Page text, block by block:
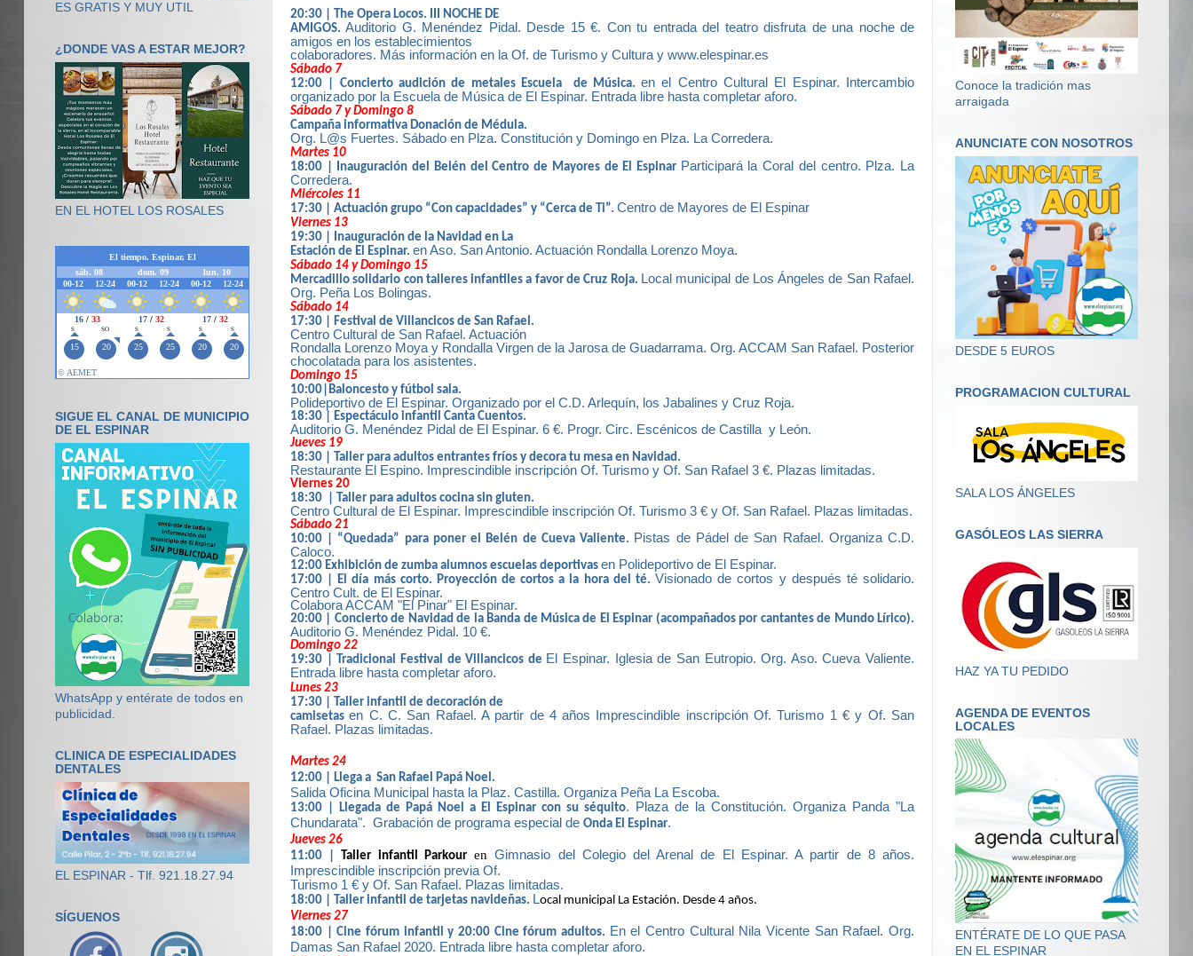
20:30 | The Opera Locos. III NOCHE DE
AMIGOS.Auditorio G. Menéndez Pidal. Desde 15 €. Con tu entrada del teatro disfruta de una noche de
amigos en los establecimientos
colaboradores. Más información en la Of. de Turismo y Cultura y www.elespinar.es
Sábado 7
12:00 | Concierto audición de metales Escuela
de Música.en el Centro Cultural El Espinar. Intercambio
organizado por la Escuela de Música de El Espinar. Entrada libre hasta completar aforo.
Sábado 7 y Domingo 8
Campaña informativa Donación de Médula.
Org. L@s Fuertes. Sábado en Plza. Constitución y Domingo en Plza. La Corredera.
Martes 10
18:00 | Inauguración del Belén del Centro de Mayores de El Espinar Participará la Coral del centro. Plza. La
Corredera.
Miércoles 11
17:30 | Actuación grupo “Con capacidades” y “Cerca de Ti”. Centro de Mayores de El Espinar
Viernes 13
19:30 | Inauguración de la Navidad en La
Estación de El Espinar. en Aso. San Antonio. Actuación Rondalla Lorenzo Moya.
Sábado 14 y Domingo 15
Mercadillo solidario con talleres infantiles a favor de Cruz Roja. Local municipal de Los Ángeles de San Rafael.
Org. Peña Los Bolingas.
Sábado 14
17:30 | Festival de Villancicos de San Rafael.
Centro Cultural de San Rafael. Actuación
Rondalla Lorenzo Moya y Rondalla Virgen de la Jarosa de Guadarrama. Org. ACCAM San Rafael. Posterior
chocolatada para los asistentes.
Domingo 15
10:00|Baloncesto y fútbol sala.
Polideportivo de El Espinar. Organizado por el C.D. Arlequín, los Jabalines y Cruz Roja.
18:30 | Espectáculo infantil Canta Cuentos.
Auditorio G. Menéndez Pidal de El Espinar. 6 €. Progr. Circ. Escénicos de Castilla y León.
Jueves 19
18:30 | Taller para adultos entrantes fríos y decora tu mesa en Navidad.
Restaurante El Espino. Imprescindible inscripción Of. Turismo y Of. San Rafael 3 €. Plazas limitadas.
Viernes 20
18:30
| Taller para adultos cocina sin gluten.
Centro Cultural de El Espinar. Imprescindible inscripción Of. Turismo 3 € y Of. San Rafael. Plazas limitadas.
Sábado 21
10:00 | “Quedada” para poner el Belén de Cueva Valiente. Pistas de Pádel de San Rafael. Organiza C.D.
Caloco.
12:00 Exhibición de zumba alumnos escuelas deportivas en Polideportivo de El Espinar.
17:00 | El día más corto. Proyección de cortos a la hora del té. Visionado de cortos y después té solidario.
Centro Cult. de El Espinar.
Colabora ACCAM "El Pinar" El Espinar.
20:00 | Concierto de Navidad de la Banda de Música de El Espinar (acompañados por cantantes de Mundo Lírico).
Auditorio G. Menéndez Pidal. 10 €.
Domingo 22
19:30 | Tradicional Festival de Villancicos de El Espinar. Iglesia de San Eutropio. Org. Aso. Cueva Valiente.
Entrada libre hasta completar aforo.
Lunes 23
17:30 | Taller infantil de decoración de
camisetasen C. C. San Rafael. A partir de 4 años Imprescindible inscripción Of. Turismo 1 € y Of. San
Rafael. Plazas limitadas.
Martes 24
12:00 | Llega a San Rafael Papá Noel.
Salida Oficina Municipal hasta la Plaz. Castilla. Organiza Peña La Escoba.
13:00 | Llegada de Papá Noel a El Espinar con su séquito. Plaza de la Constitución. Organiza Panda "La
Chundarata". Grabación de programa especial de Onda El Espinar.
Jueves 26
11:00 |
Taller infantil Parkour enGimnasio del Colegio del Arenal de El Espinar. A partir de 8 años.
Imprescindible inscripción previa Of.
Turismo 1 € y Of. San Rafael. Plazas limitadas.
18:00 | Taller infantil de tarjetas navideñas. Local municipal La Estación. Desde 4 años.
Viernes 27
18:00 | Cine fórum infantil y 20:00 Cine fórum adultos. En el Centro Cultural Nila Vicente San Rafael. Org.
Damas San Rafael 2020. Entrada libre hasta completar aforo.
ES GRATIS Y MUY UTIL
¿DONDE VAS A ESTAR MEJOR?
EN EL HOTEL LOS ROSALES
SIGUE EL CANAL DE MUNICIPIO
DE EL ESPINAR
WhatsApp y entérate de todos en
publicidad.
CLINICA DE ESPECIALIDADES
DENTALES
EL ESPINAR - Tlf. 921.18.27.94
SÍGUENOS
Conoce la tradición mas
arraigada
ANUNCIATE CON NOSOTROS
DESDE 5 EUROS
PROGRAMACION CULTURAL
SALA LOS ÁNGELES
GASÓLEOS LAS SIERRA
HAZ YA TU PEDIDO
AGENDA DE EVENTOS
LOCALES
ENTÉRATE DE LO QUE PASA
EN EL ESPINAR